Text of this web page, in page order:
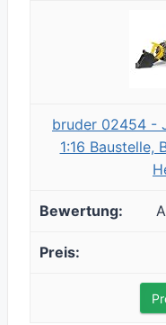
bruder 02454 -
1:16 Baustelle,